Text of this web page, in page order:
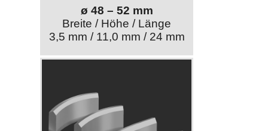
ø 48 – 52 mm
Breite / Höhe / Länge
3,5 mm / 11,0 mm / 24 mm